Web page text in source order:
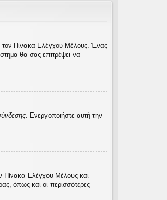
τον Πίνακα Ελέγχου Μέλους. Ένας
θα σας επιτρέψει να
. Ενεργοποιήστε αυτή την
Πίνακα Ελέγχου Μέλους και
όπως και οι περισσότερες